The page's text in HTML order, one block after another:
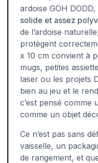
ardoise GOH
solide et assez
de l’ardoise
protègent
x 10 cm convient à
mugs, petites
laser ou les projets
bien au jeu et le
c’est pensé comme
comme un objet
Ce n’est pas sans
vaisselle, un
de rangement, et